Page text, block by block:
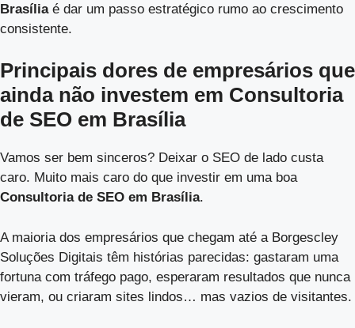
Brasíliaé dar um passo estratégico rumo ao crescimento
consistente.
Principais dores de empresários que
ainda não investem em Consultoria
de SEO em Brasília
Vamos ser bem sinceros? Deixar o SEO de lado custa
caro. Muito mais caro do que investir em uma boa
Consultoria de SEO em Brasília.
A maioria dos empresários que chegam até a Borgescley
Soluções Digitais têm histórias parecidas: gastaram uma
fortuna com tráfego pago, esperaram resultados que nunca
vieram, ou criaram sites lindos… mas vazios de visitantes.